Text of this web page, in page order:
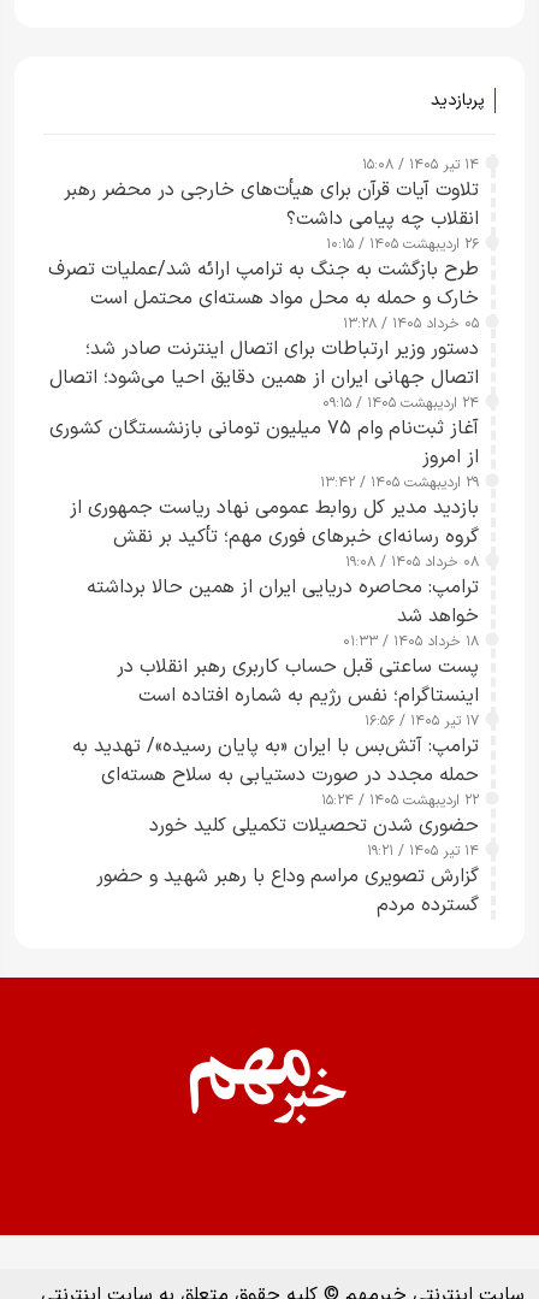
پربازدید
۱۴ تیر ۱۴۰۵ / ۱۵:۰۸
تلاوت آیات قرآن برای هیأت‌های خارجی در محضر رهبر
انقلاب چه پیامی داشت؟
۲۶ اردیبهشت ۱۴۰۵ / ۱۰:۱۵
طرح‌ بازگشت به جنگ به ترامپ ارائه شد/عملیات تصرف
خارک و حمله به محل مواد هسته‌ای محتمل است
۰۵ خرداد ۱۴۰۵ / ۱۳:۲۸
دستور وزیر ارتباطات برای اتصال اینترنت صادر شد؛
اتصال جهانی ایران از همین دقایق احیا می‌شود؛ اتصال
کامل مردم تا ۲۴ ساعت آینده
۲۴ اردیبهشت ۱۴۰۵ / ۰۹:۱۵
آغاز ثبت‌نام وام ۷۵ میلیون تومانی بازنشستگان کشوری
از امروز
۲۹ اردیبهشت ۱۴۰۵ / ۱۳:۴۲
بازدید مدیر کل روابط عمومی نهاد ریاست جمهوری از
گروه رسانه‌ای خبرهای فوری مهم؛ تأکید بر نقش
رسانه‌های هوشمند و مسئول در ارتقای آگاهی عمومی
۰۸ خرداد ۱۴۰۵ / ۱۹:۰۸
ترامپ: محاصره دریایی ایران از همین حالا برداشته
خواهد شد
۱۸ خرداد ۱۴۰۵ / ۰۱:۳۳
پست ساعتی قبل حساب کاربری رهبر انقلاب در
اینستاگرام؛ نفس رژیم به شماره افتاده است​
۱۷ تیر ۱۴۰۵ / ۱۶:۵۶
ترامپ: آتش‌بس با ایران «به پایان رسیده»/ تهدید به
حمله مجدد در صورت دستیابی به سلاح هسته‌ای
۲۲ اردیبهشت ۱۴۰۵ / ۱۵:۲۴
حضوری شدن تحصیلات تکمیلی کلید خورد
۱۴ تیر ۱۴۰۵ / ۱۹:۲۱
گزارش تصویری مراسم وداع با رهبر شهید و حضور
گسترده مردم